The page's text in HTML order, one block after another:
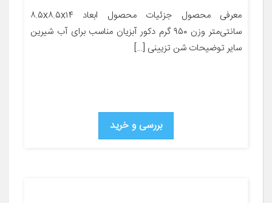
معرفی محصول جزئیات محصول ابعاد ۸.۵x۸.۵x۱۴
سانتی‌متر وزن ۹۵۰ گرم دکور آبزیان مناسب برای آب شیرین
سایر توضیحات شن تزیینی […]
بررسی و خرید